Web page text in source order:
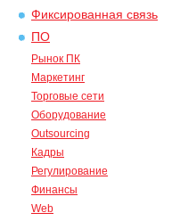
Фиксированная связь
ПО
Рынок ПК
Маркетинг
Торговые сети
Оборудование
Outsourcing
Кадры
Регулирование
Финансы
Web